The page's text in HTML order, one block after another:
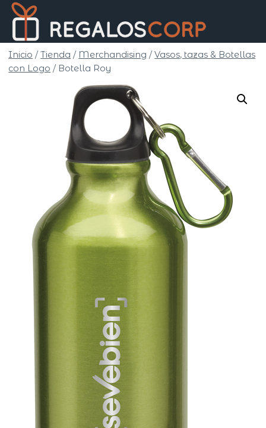
Saltar
contenido
Inicio / Tienda / Merchandising / Vasos, tazas & Botellas
con Logo / Botella Roy